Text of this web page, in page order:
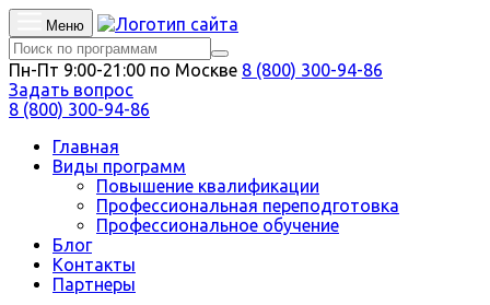
Меню
Пн-Пт 9:00-21:00 по Москве 8 (800) 300-94-86
Задать вопрос
8 (800) 300-94-86
Главная
Виды программ
Повышение квалификации
Профессиональная переподготовка
Профессиональное обучение
Блог
Контакты
Партнеры